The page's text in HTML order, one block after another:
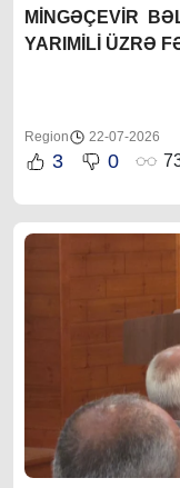
MİNGƏÇEVİR
YARIMİLİ ÜZRƏ
Region 22-07-2026
3 0